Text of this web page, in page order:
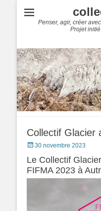
Penser, agir, créer
Projet
Collectif Glacier
Posted
30 novembre 2023
Le Collectif
FIFMA 2023 à